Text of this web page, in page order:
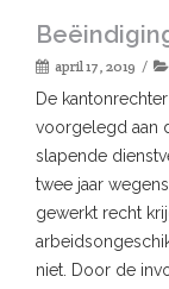
april 17, 2019
De
voorgelegd aan
slapende
twee jaar
gewerkt recht
niet. Door de